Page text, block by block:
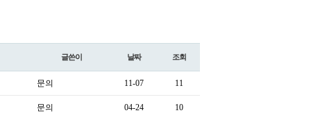
글쓴이 날짜 조회
문의 11-07 11
문의 04-24 10